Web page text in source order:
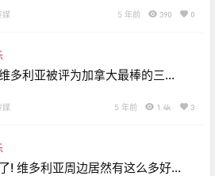
媒 5 年前 390 0
多利亚被评为加拿大最棒的三大
媒 5 年前 1.4k 3
! 维多利亚周边居然有这么多好玩